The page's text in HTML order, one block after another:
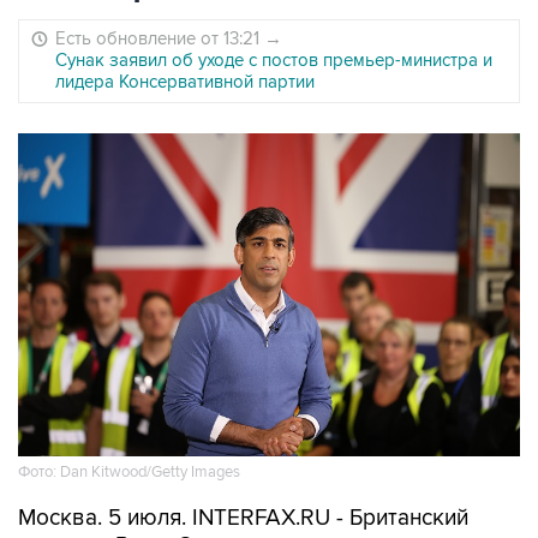
Есть обновление от 13:21 →
Сунак заявил об уходе с постов премьер-министра и
лидера Консервативной партии
Фото: Dan Kitwood/Getty Images
Москва. 5 июля. INTERFAX.RU - Британский